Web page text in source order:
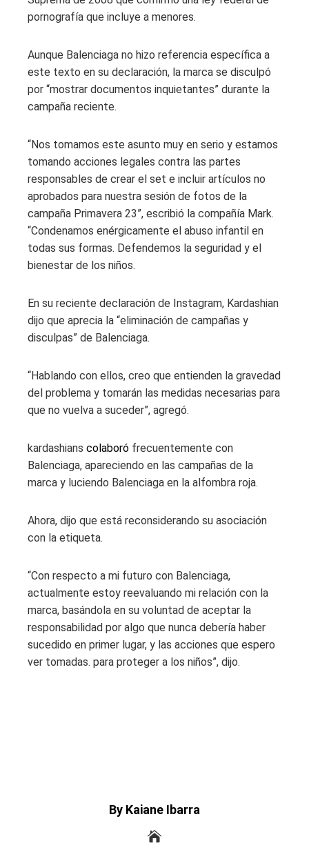
pornografía que incluye a menores.
Aunque Balenciaga no hizo referencia específica a
este texto en su declaración, la marca se disculpó
por “mostrar documentos inquietantes” durante la
campaña reciente.
“Nos tomamos este asunto muy en serio y estamos
tomando acciones legales contra las partes
responsables de crear el set e incluir artículos no
aprobados para nuestra sesión de fotos de la
campaña Primavera 23”, escribió la compañía Mark.
“Condenamos enérgicamente el abuso infantil en
todas sus formas. Defendemos la seguridad y el
bienestar de los niños.
En su reciente declaración de Instagram, Kardashian
dijo que aprecia la “eliminación de campañas y
disculpas” de Balenciaga.
“Hablando con ellos, creo que entienden la gravedad
del problema y tomarán las medidas necesarias para
que no vuelva a suceder”, agregó.
kardashians colaboró frecuentemente con
Balenciaga, apareciendo en las campañas de la
marca y luciendo Balenciaga en la alfombra roja.
Ahora, dijo que está reconsiderando su asociación
con la etiqueta.
“Con respecto a mi futuro con Balenciaga,
actualmente estoy reevaluando mi relación con la
marca, basándola en su voluntad de aceptar la
responsabilidad por algo que nunca debería haber
sucedido en primer lugar, y las acciones que espero
ver tomadas. para proteger a los niños”, dijo.
By Kaiane Ibarra